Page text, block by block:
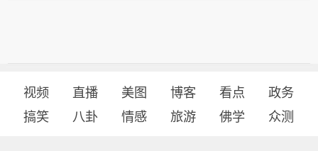
视频 直播 美图 博客 看点
政务
搞笑
八卦 情感 旅游 佛学 众测